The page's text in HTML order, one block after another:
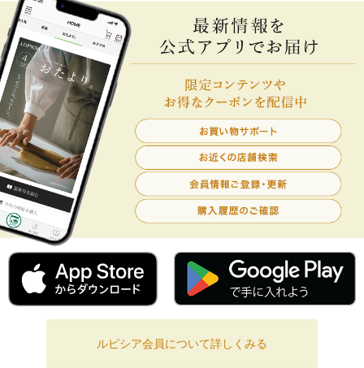
ルピシア会員について詳しくみる